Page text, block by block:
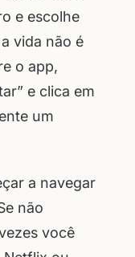
e escolhe
vida não é
o app,
e clica em
um
a navegar
não
você